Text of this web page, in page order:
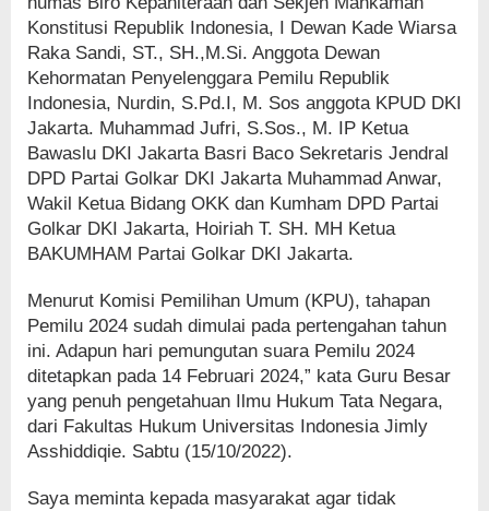
Konstitusi Republik Indonesia, I Dewan Kade Wiarsa
Raka Sandi, ST., SH.,M.Si. Anggota Dewan
Kehormatan Penyelenggara Pemilu Republik
Indonesia, Nurdin, S.Pd.I, M. Sos anggota KPUD DKI
Jakarta. Muhammad Jufri, S.Sos., M. IP Ketua
Bawaslu DKI Jakarta Basri Baco Sekretaris Jendral
DPD Partai Golkar DKI Jakarta Muhammad Anwar,
Wakil Ketua Bidang OKK dan Kumham DPD Partai
Golkar DKI Jakarta, Hoiriah T. SH. MH Ketua
BAKUMHAM Partai Golkar DKI Jakarta.
Menurut Komisi Pemilihan Umum (KPU), tahapan
Pemilu 2024 sudah dimulai pada pertengahan tahun
ini. Adapun hari pemungutan suara Pemilu 2024
ditetapkan pada 14 Februari 2024,” kata Guru Besar
yang penuh pengetahuan Ilmu Hukum Tata Negara,
dari Fakultas Hukum Universitas Indonesia Jimly
Asshiddiqie. Sabtu (15/10/2022).
Saya meminta kepada masyarakat agar tidak